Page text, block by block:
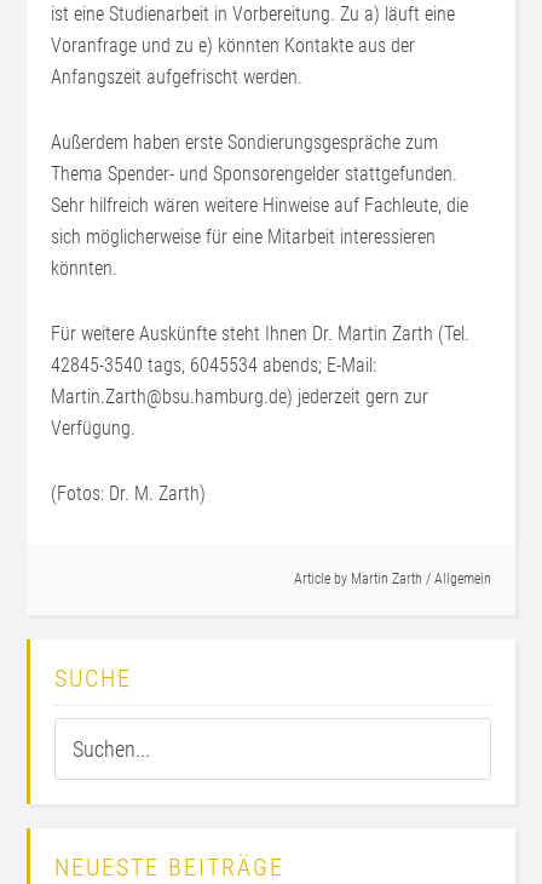
ist eine Studienarbeit in Vorbereitung. Zu a) läuft eine
Voranfrage und zu e) könnten Kontakte aus der
Anfangszeit aufgefrischt werden.
Außerdem haben erste Sondierungsgespräche zum
Thema Spender- und Sponsorengelder stattgefunden.
Sehr hilfreich wären weitere Hinweise auf Fachleute, die
sich möglicherweise für eine Mitarbeit interessieren
könnten.
Für weitere Auskünfte steht Ihnen Dr. Martin Zarth (Tel.
42845-3540 tags, 6045534 abends; E-Mail:
Martin.Zarth@bsu.hamburg.de) jederzeit gern zur
Verfügung.
(Fotos: Dr. M. Zarth)
Article by Martin Zarth / Allgemein
SUCHE
NEUESTE BEITRÄGE